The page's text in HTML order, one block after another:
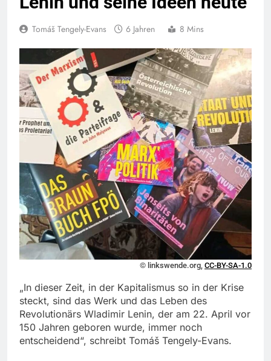
Tomáš Tengely-Evans 6 Jahren 8 Mins
© linkswende.org, CC-BY-SA-1.0
„In dieser Zeit, in der Kapitalismus so in der Krise
steckt, sind das Werk und das Leben des
Revolutionärs Wladimir Lenin, der am 22. April vor
150 Jahren geboren wurde, immer noch
entscheidend“, schreibt Tomáš Tengely-Evans.